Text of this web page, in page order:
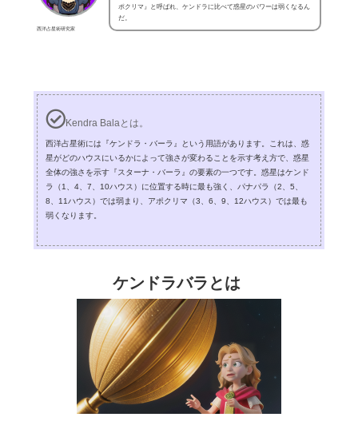
西洋占星術研究家
ポクリマ』と呼ばれ、ケンドラに比べて惑星のパワーは弱くなるん
だ。
Kendra Balaとは。
西洋占星術には『ケンドラ・バーラ』という用語があります。これは、惑
星がどのハウスにいるかによって強さが変わることを示す考え方で、惑星
全体の強さを示す『スターナ・バーラ』の要素の一つです。惑星はケンド
ラ（1、4、7、10ハウス）に位置する時に最も強く、パナパラ（2、5、
8、11ハウス）では弱まり、アポクリマ（3、6、9、12ハウス）では最も
弱くなります。
ケンドラバラとは